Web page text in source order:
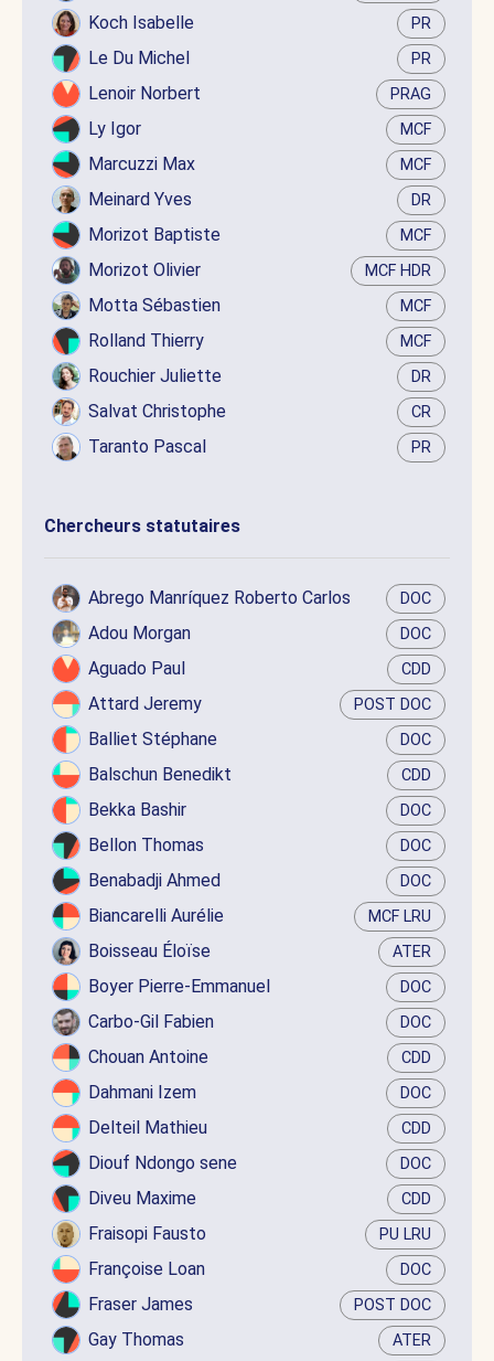
Koch Isabelle PR
Le Du Michel PR
Lenoir Norbert PRAG
Ly Igor MCF
Marcuzzi Max MCF
Meinard Yves DR
Morizot Baptiste MCF
Morizot Olivier MCF HDR
Motta Sébastien MCF
Rolland Thierry MCF
Rouchier Juliette DR
Salvat Christophe CR
Taranto Pascal PR
Chercheurs statutaires
Abrego Manríquez Roberto Carlos DOC
Adou Morgan DOC
Aguado Paul CDD
Attard Jeremy POST DOC
Balliet Stéphane DOC
Balschun Benedikt CDD
Bekka Bashir DOC
Bellon Thomas DOC
Benabadji Ahmed DOC
Biancarelli Aurélie MCF LRU
Boisseau Éloïse ATER
Boyer Pierre-Emmanuel DOC
Carbo-Gil Fabien DOC
Chouan Antoine CDD
Dahmani Izem DOC
Delteil Mathieu CDD
Diouf Ndongo sene DOC
Diveu Maxime CDD
Fraisopi Fausto PU LRU
Françoise Loan DOC
Fraser James POST DOC
Gay Thomas ATER